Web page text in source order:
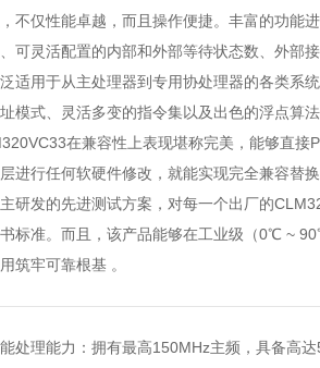
车电子等
不仅性能卓越，而且操作便捷。丰富的功能
可灵活配置的内部和外部等待状态数、外部
适用于从主处理器到专用协处理器的各类系
模式、灵活多变的指令集以及出色的浮点算
在兼容性上表现堪称完美，能够直
进行任何软硬件修改，就能实现完全兼容替
研发的先进测试方案，对每一个出厂的
标准。而且，该产品能够在工业级（0℃ ~
筑牢可靠根基 。
处理能力：拥有最高150MHz主频，具备高